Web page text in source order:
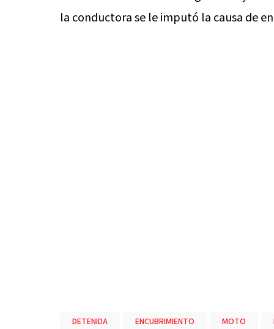
la conductora se le imputó la causa de
DETENIDA ENCUBRIMIENTO MOTO